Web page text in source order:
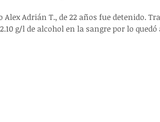
Adrián T., de 22 años fue detenido.
g/l de alcohol en la sangre por lo quedó